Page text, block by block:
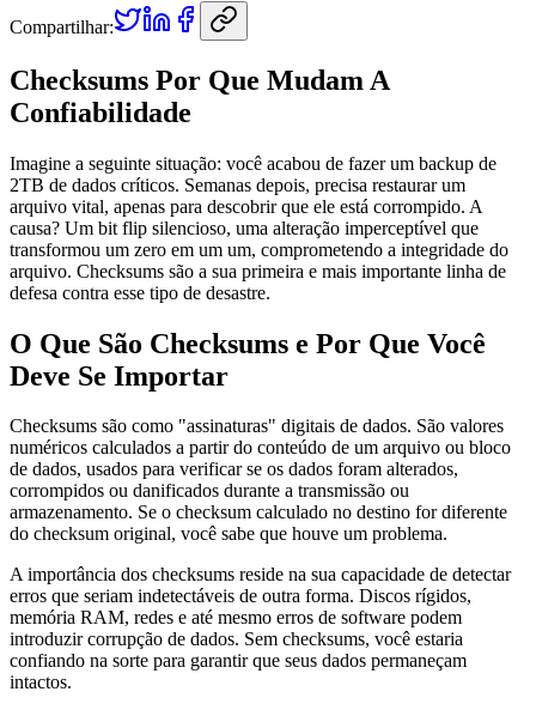
Compartilhar:
Checksums Por Que Mudam A
Confiabilidade
Imagine a seguinte situação: você acabou de fazer um backup de
2TB de dados críticos. Semanas depois, precisa restaurar um
arquivo vital, apenas para descobrir que ele está corrompido. A
causa? Um bit flip silencioso, uma alteração imperceptível que
transformou um zero em um um, comprometendo a integridade do
arquivo. Checksums são a sua primeira e mais importante linha de
defesa contra esse tipo de desastre.
O Que São Checksums e Por Que Você
Deve Se Importar
Checksums são como "assinaturas" digitais de dados. São valores
numéricos calculados a partir do conteúdo de um arquivo ou bloco
de dados, usados para verificar se os dados foram alterados,
corrompidos ou danificados durante a transmissão ou
armazenamento. Se o checksum calculado no destino for diferente
do checksum original, você sabe que houve um problema.
A importância dos checksums reside na sua capacidade de detectar
erros que seriam indetectáveis de outra forma. Discos rígidos,
memória RAM, redes e até mesmo erros de software podem
introduzir corrupção de dados. Sem checksums, você estaria
confiando na sorte para garantir que seus dados permaneçam
intactos.